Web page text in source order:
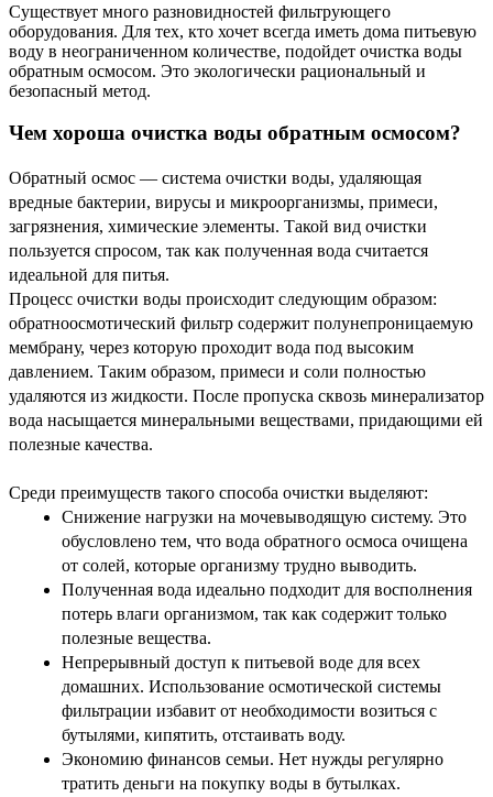
Существует много разновидностей фильтрующего
оборудования. Для тех, кто хочет всегда иметь дома питьевую
воду в неограниченном количестве, подойдет очистка воды
обратным осмосом. Это экологически рациональный и
безопасный метод.
Чем хороша очистка воды обратным осмосом?
Обратный осмос — система очистки воды, удаляющая
вредные бактерии, вирусы и микроорганизмы, примеси,
загрязнения, химические элементы. Такой вид очистки
пользуется спросом, так как полученная вода считается
идеальной для питья.
Процесс очистки воды происходит следующим образом:
обратноосмотический фильтр содержит полунепроницаемую
мембрану, через которую проходит вода под высоким
давлением. Таким образом, примеси и соли полностью
удаляются из жидкости. После пропуска сквозь минерализатор
вода насыщается минеральными веществами, придающими ей
полезные качества.
Среди преимуществ такого способа очистки выделяют:
Снижение нагрузки на мочевыводящую систему. Это
обусловлено тем, что вода обратного осмоса очищена
от солей, которые организму трудно выводить.
Полученная вода идеально подходит для восполнения
потерь влаги организмом, так как содержит только
полезные вещества.
Непрерывный доступ к питьевой воде для всех
домашних. Использование осмотической системы
фильтрации избавит от необходимости возиться с
бутылями, кипятить, отстаивать воду.
Экономию финансов семьи. Нет нужды регулярно
тратить деньги на покупку воды в бутылках.